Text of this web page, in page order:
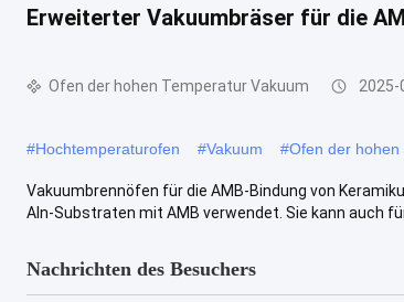
Time
Erweiterter Vakuumbräser für die
Ofen der hohen Temperatur Vakuum 2025-
#Hochtemperaturofen #Vakuum #Ofen der hohen
Vakuumbrennöfen für die AMB-Bindung von
Aln-Substraten mit AMB verwendet. Sie kann auch
Nachrichten des Besuchers